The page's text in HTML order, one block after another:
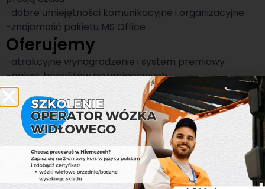
-dobre umiejętności komunikacyjne i organizacyjne
-znajomość pakietu MS Office
Oferujemy
-atrakcyjne wynagrodzenie i system premiowy
-pakiet benefitów pozapłacowych
-stabilne zatrudnienie w międzynarodowej firmie
-możliwość rozwoju zawodowego i awansu
-wsparcie doświadczonego zespołu
Pracodawca
Jesteśmy grupą firm, która od ponad
dziewiętnastu lat specjalizuje się w branży
rekrutacyjnej na terenie Polski i Niemiec.